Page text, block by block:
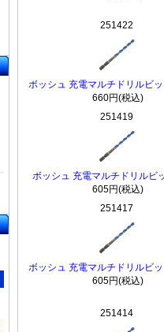
251422
ボッシュ 充電マルチドリルビ
660円(税込)
251419
ボッシュ 充電マルチドリルビ
605円(税込)
251417
ボッシュ 充電マルチドリルビ
605円(税込)
251414